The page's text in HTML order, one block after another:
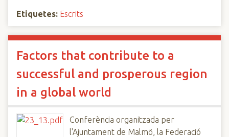
Etiquetes: Escrits
Factors that contribute to a
successful and prosperous region
in a global world
Conferència organitzada per
l'Ajuntament de Malmö, la Federació